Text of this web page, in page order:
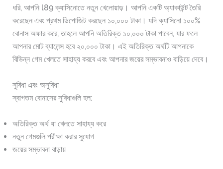
ধরি, আপনি l89 ক্যাসিনোতে নতুন খেলোয়াড়। আপনি একটি অ্যাকাউন্ট তৈরি
করেছেন এবং প্রথম ডিপোজিট করছেন ১০,০০০ টাকা। যদি ক্যাসিনো ১০০%
বোনাস অফার করে, তাহলে আপনি অতিরিক্ত ১০,০০০ টাকা পাবেন, যার ফলে
আপনার মোট ব্যালেন্স হবে ২০,০০০ টাকা। এই অতিরিক্ত অর্থটি আপনাকে
বিভিন্ন গেম খেলতে সাহায্য করবে এবং আপনার জয়ের সম্ভাবনাও বাড়িয়ে দেবে।
সুবিধা এবং অসুবিধা
স্বাগতম বোনাসের সুবিধাগুলি হল:
অতিরিক্ত অর্থ যা খেলতে সাহায্য করে
নতুন গেমগুলি পরীক্ষা করার সুযোগ
জয়ের সম্ভাবনা বাড়ায়